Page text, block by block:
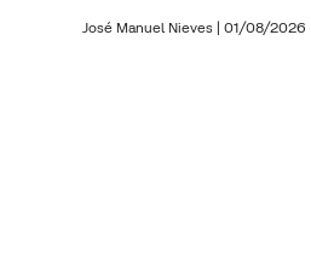
José Manuel Nieves | 01/08/2026